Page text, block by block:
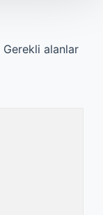
Gerekli alanlar